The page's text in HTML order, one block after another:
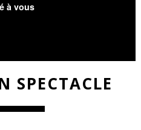
à vous
SPECTACLE